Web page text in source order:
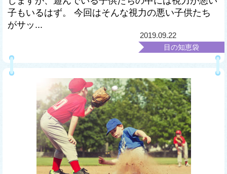
子もいるはず。 今回はそんな視力の悪い子供たち
がサッ...
2019.09.22
目の知恵袋